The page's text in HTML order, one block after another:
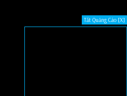
Tắt Quảng Cáo [X]